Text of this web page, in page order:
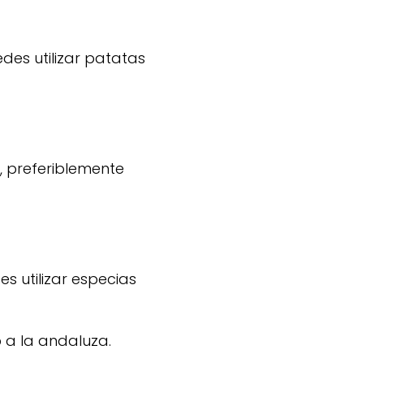
utilizar patatas
preferiblemente
utilizar especias
a la andaluza.